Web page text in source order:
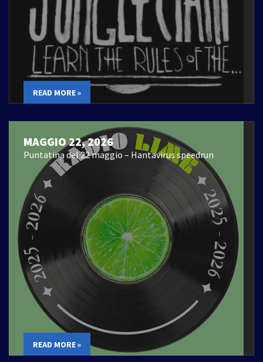
READ MORE »
MAGGIO 22, 2026
Puntatina del 22 maggio – Hantavirus speedrun
READ MORE »